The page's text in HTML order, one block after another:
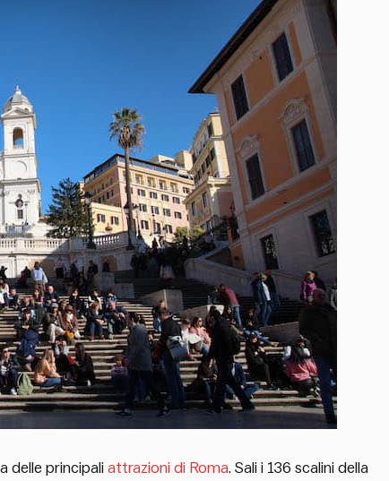
delle principali attrazioni di Roma. Sali i 136 scalini della